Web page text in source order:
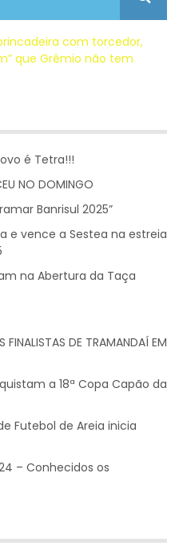
com torcedor,
que Grêmio não tem
é Tetra!!!
NO DOMINGO
Banrisul 2025”
e vence a Sestea na estreia
na Abertura da Taça
FINALISTAS DE TRAMANDAÍ EM
a 18ª Copa Capão da
Futebol de Areia inicia
– Conhecidos os